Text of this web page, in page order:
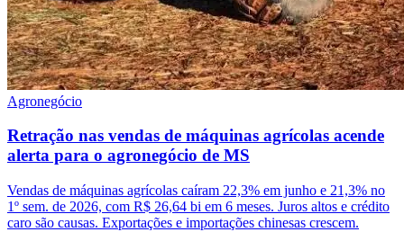
Agronegócio
Retração nas vendas de máquinas agrícolas acende
alerta para o agronegócio de MS
Vendas de máquinas agrícolas caíram 22,3% em junho e 21,3% no
1º sem. de 2026, com R$ 26,64 bi em 6 meses. Juros altos e crédito
caro são causas. Exportações e importações chinesas crescem.